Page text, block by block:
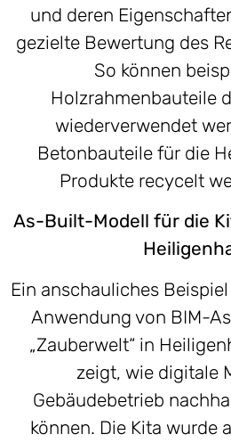
und deren
gezielte Bewertung des
So können
Holzrahmenbauteile
wiederverwendet
Betonbauteile für die
Produkte recycelt
As-Built-Modell für die
Ein anschauliches
Anwendung von BIM-
„Zauberwelt“ in
zeigt, wie digitale
Gebäudebetrieb
können. Die Kita wurde